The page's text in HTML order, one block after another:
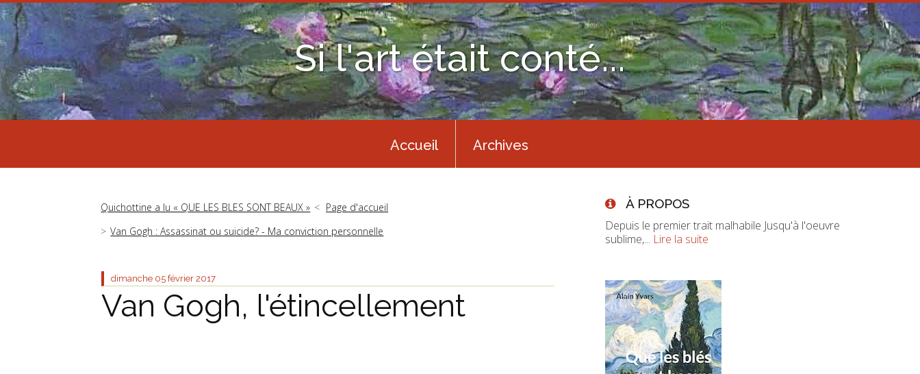
Si l'art était conté...
Accueil Archives
Quichottine a lu « QUE LES BLES SONT BEAUX »
Page d'accueil
Van Gogh : Assassinat ou suicide? - Ma conviction personnelle
dimanche 05 février 2017
Van Gogh, l'étincellement
À PROPOS
Depuis le premier trait malhabile Jusqu'à l'oeuvre
sublime,... Lire la suite